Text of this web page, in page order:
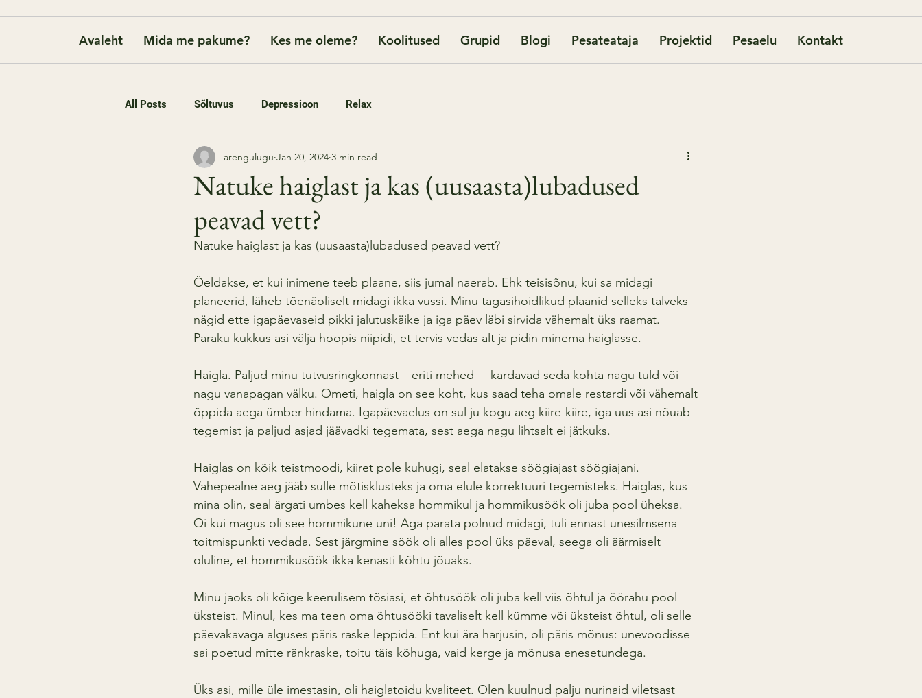
Avaleht Mida me pakume? Kes me oleme? Koolitused Grupid Blogi Pesateataja Projektid Pesaelu Kontakt
All Posts Sõltuvus Depressioon Relax
Natuke haiglast ja kas (uusaasta)lubadused
peavad vett?
arengulugu Jan 20, 2024 3 min read
Natuke haiglast ja kas (uusaasta)lubadused peavad vett?
Öeldakse, et kui inimene teeb plaane, siis jumal naerab. Ehk teisisõnu, kui sa midagi
planeerid, läheb tõenäoliselt midagi ikka vussi. Minu tagasihoidlikud plaanid selleks talveks
nägid ette igapäevaseid pikki jalutuskäike ja iga päev läbi sirvida vähemalt üks raamat.
Paraku kukkus asi välja hoopis niipidi, et tervis vedas alt ja pidin minema haiglasse.
Haigla. Paljud minu tutvusringkonnast – eriti mehed –  kardavad seda kohta nagu tuld või
nagu vanapagan välku. Ometi, haigla on see koht, kus saad teha omale restardi või vähemalt
õppida aega ümber hindama. Igapäevaelus on sul ju kogu aeg kiire-kiire, iga uus asi nõuab
tegemist ja paljud asjad jäävadki tegemata, sest aega nagu lihtsalt ei jätkuks.
Haiglas on kõik teistmoodi, kiiret pole kuhugi, seal elatakse söögiajast söögiajani.
Vahepealne aeg jääb sulle mõtisklusteks ja oma elule korrektuuri tegemisteks. Haiglas, kus
mina olin, seal ärgati umbes kell kaheksa hommikul ja hommikusöök oli juba pool üheksa.
Oi kui magus oli see hommikune uni! Aga parata polnud midagi, tuli ennast unesilmsena
toitmispunkti vedada. Sest järgmine söök oli alles pool üks päeval, seega oli äärmiselt
oluline, et hommikusöök ikka kenasti kõhtu jõuaks.
Minu jaoks oli kõige keerulisem tõsiasi, et õhtusöök oli juba kell viis õhtul ja öörahu pool
üksteist. Minul, kes ma teen oma õhtusööki tavaliselt kell kümme või üksteist õhtul, oli selle
päevakavaga alguses päris raske leppida. Ent kui ära harjusin, oli päris mõnus: unevoodisse
sai poetud mitte ränkraske, toitu täis kõhuga, vaid kerge ja mõnusa enesetundega.
Üks asi, mille üle imestasin, oli haiglatoidu kvaliteet. Olen kuulnud palju nurinaid viletsast